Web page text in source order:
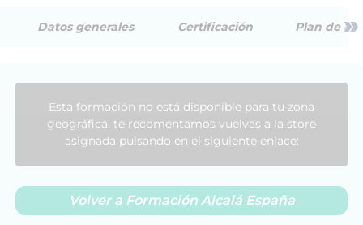
Datos generales Certificación Plan de »
Esta formación no está disponible para tu zona
geográfica, te recomentamos vuelvas a la store
asignada pulsando en el siguiente enlace:
Volver a Formación Alcalá España